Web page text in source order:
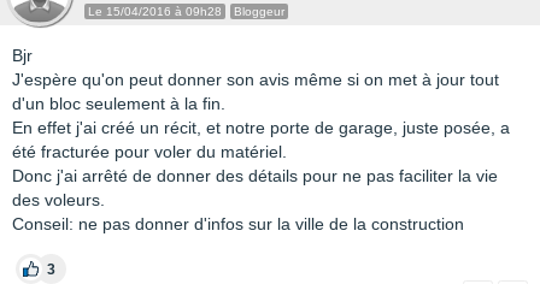
Le 15/04/2016 à 09h28 Bloggeur
Bjr
J'espère qu'on peut donner son avis même si on met à jour tout
d'un bloc seulement à la fin.
En effet j'ai créé un récit, et notre porte de garage, juste posée, a
été fracturée pour voler du matériel.
Donc j'ai arrêté de donner des détails pour ne pas faciliter la vie
des voleurs.
Conseil: ne pas donner d'infos sur la ville de la construction
3